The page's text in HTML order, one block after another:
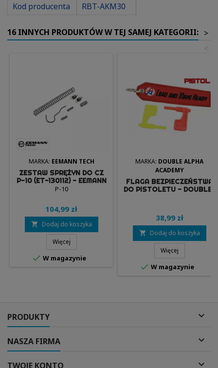
Kod producenta
RBT-AKM30
16 INNYCH PRODUKTÓW W TEJ SAMEJ KATEGORII: >
<
MARKA: EEMANN TECH
ZESTAW SPRĘŻYN DO CZ
P-10 (ET-130112) - EEMANN
TECH
P-10
104,99 zł
 Dodaj do koszyka
Więcej
 W magazynie
MARKA: DOUBLE ALPHA
ACADEMY
FLAGA BEZPIECZEŃSTWA
DO PISTOLETU - DOUBLE-
38,99 zł
 Dodaj do koszyka
Więcej
 W magazynie
PRODUKTY 
NASZA FIRMA 
TWOJE KONTO 